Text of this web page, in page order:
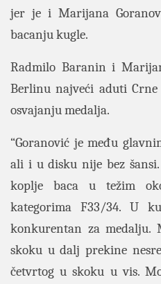
jer je i Marijana
bacanju kugle.
Radmilo Baranin i
Berlinu najveći aduti
osvajanju medalja.
“Goranović je među
ali i u disku nije bez
koplje baca u težim
kategorima F33/34. U
konkurentan za medalju.
skoku u dalj prekine
četvrtog u skoku u vis.